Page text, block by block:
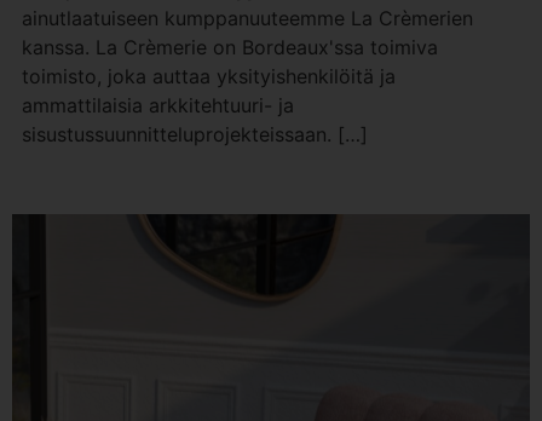
ainutlaatuiseen kumppanuuteemme La Crèmerien
kanssa. La Crèmerie on Bordeaux'ssa toimiva
toimisto, joka auttaa yksityishenkilöitä ja
ammattilaisia arkkitehtuuri- ja
sisustussuunnitteluprojekteissaan. […]